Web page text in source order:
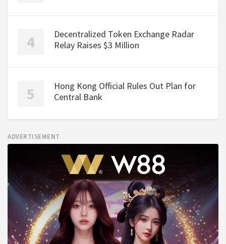
Decentralized Token Exchange Radar
Relay Raises $3 Million
Hong Kong Official Rules Out Plan for
Central Bank
ADVERTISEMENT